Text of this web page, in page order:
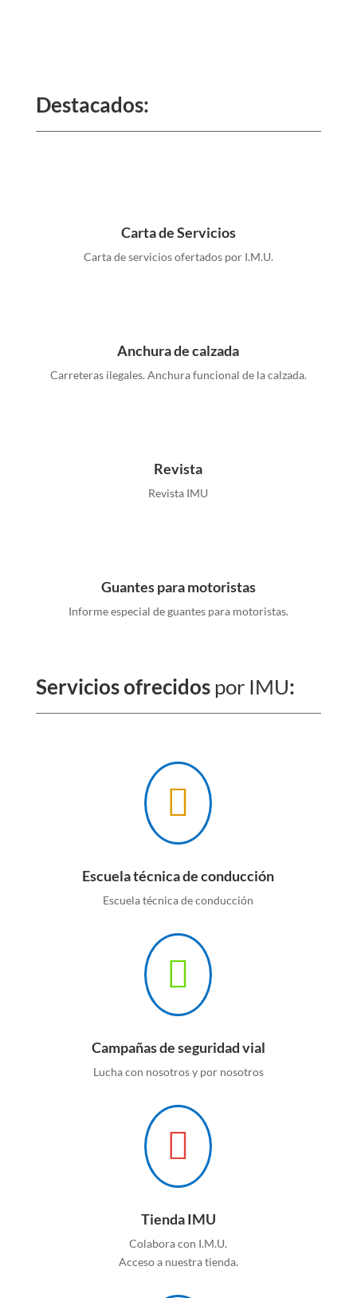
Destacados:
Carta de Servicios
Carta de servicios ofertados por I.M.U.
Anchura de calzada
Carreteras ilegales. Anchura funcional de la calzada.
Revista
Revista IMU
Guantes para motoristas
Informe especial de guantes para motoristas.
Servicios ofrecidos por IMU:

Escuela técnica de conducción
Escuela técnica de conducción

Campañas de seguridad vial
Lucha con nosotros y por nosotros

Tienda IMU
Colabora con I.M.U.
Acceso a nuestra tienda.